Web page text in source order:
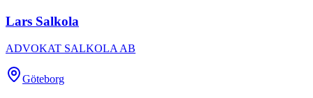
Lars Salkola
ADVOKAT SALKOLA AB
Göteborg